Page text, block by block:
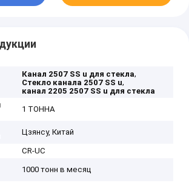
Канал 2507 SS u для стекла,
Стекло канала 2507 SS u,
канал 2205 2507 SS u для стекла
1 ТОННА
Цзянсу, Китай
CR-UC
1000 тонн в месяц